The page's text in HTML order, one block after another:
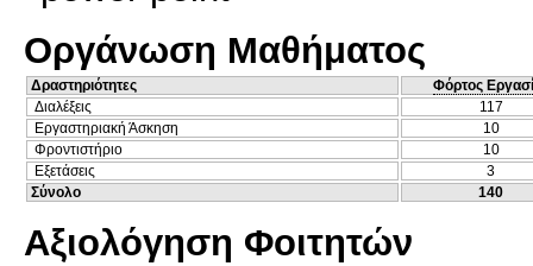
Οργάνωση Μαθήματος
Δραστηριότητες
Φόρτος
Διαλέξεις
117
Εργαστηριακή Άσκηση
10
Φροντιστήριο
10
Εξετάσεις
3
Σύνολο
140
Αξιολόγηση Φοιτητών